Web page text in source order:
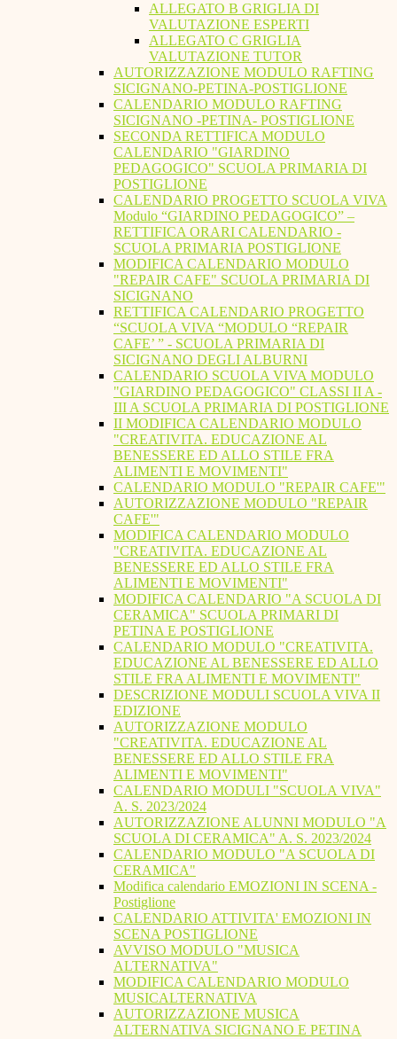
ALLEGATO B GRIGLIA DI
VALUTAZIONE ESPERTI
ALLEGATO C GRIGLIA
VALUTAZIONE TUTOR
AUTORIZZAZIONE MODULO RAFTING
SICIGNANO-PETINA-POSTIGLIONE
CALENDARIO MODULO RAFTING
SICIGNANO -PETINA- POSTIGLIONE
SECONDA RETTIFICA MODULO
CALENDARIO "GIARDINO
PEDAGOGICO" SCUOLA PRIMARIA DI
POSTIGLIONE
CALENDARIO PROGETTO SCUOLA VIVA
Modulo “GIARDINO PEDAGOGICO” –
RETTIFICA ORARI CALENDARIO -
SCUOLA PRIMARIA POSTIGLIONE
MODIFICA CALENDARIO MODULO
"REPAIR CAFE" SCUOLA PRIMARIA DI
SICIGNANO
RETTIFICA CALENDARIO PROGETTO
“SCUOLA VIVA “MODULO “REPAIR
CAFE’ ” - SCUOLA PRIMARIA DI
SICIGNANO DEGLI ALBURNI
CALENDARIO SCUOLA VIVA MODULO
"GIARDINO PEDAGOGICO" CLASSI II A -
III A SCUOLA PRIMARIA DI POSTIGLIONE
II MODIFICA CALENDARIO MODULO
"CREATIVITA. EDUCAZIONE AL
BENESSERE ED ALLO STILE FRA
ALIMENTI E MOVIMENTI"
CALENDARIO MODULO "REPAIR CAFE'"
AUTORIZZAZIONE MODULO "REPAIR
CAFE'"
MODIFICA CALENDARIO MODULO
"CREATIVITA. EDUCAZIONE AL
BENESSERE ED ALLO STILE FRA
ALIMENTI E MOVIMENTI"
MODIFICA CALENDARIO "A SCUOLA DI
CERAMICA" SCUOLA PRIMARI DI
PETINA E POSTIGLIONE
CALENDARIO MODULO "CREATIVITA.
EDUCAZIONE AL BENESSERE ED ALLO
STILE FRA ALIMENTI E MOVIMENTI"
DESCRIZIONE MODULI SCUOLA VIVA II
EDIZIONE
AUTORIZZAZIONE MODULO
"CREATIVITA. EDUCAZIONE AL
BENESSERE ED ALLO STILE FRA
ALIMENTI E MOVIMENTI"
CALENDARIO MODULI "SCUOLA VIVA"
A. S. 2023/2024
AUTORIZZAZIONE ALUNNI MODULO "A
SCUOLA DI CERAMICA" A. S. 2023/2024
CALENDARIO MODULO "A SCUOLA DI
CERAMICA"
Modifica calendario EMOZIONI IN SCENA -
Postiglione
CALENDARIO ATTIVITA' EMOZIONI IN
SCENA POSTIGLIONE
AVVISO MODULO "MUSICA
ALTERNATIVA"
MODIFICA CALENDARIO MODULO
MUSICALTERNATIVA
AUTORIZZAZIONE MUSICA
ALTERNATIVA SICIGNANO E PETINA